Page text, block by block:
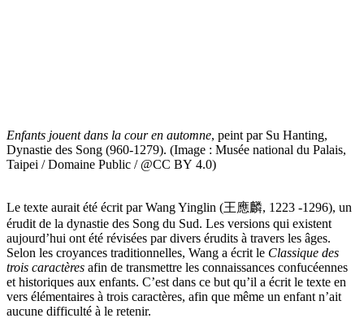
Enfants jouent dans la cour en automne, peint par Su Hanting,
Dynastie des Song (960-1279). (Image : Musée national du Palais,
Taipei / Domaine Public / @CC BY 4.0)
Le texte aurait été écrit par Wang Yinglin (王應麟, 1223 -1296), un
érudit de la dynastie des Song du Sud. Les versions qui existent
aujourd’hui ont été révisées par divers érudits à travers les âges.
Selon les croyances traditionnelles, Wang a écrit le Classique des
trois caractères afin de transmettre les connaissances confucéennes
et historiques aux enfants. C’est dans ce but qu’il a écrit le texte en
vers élémentaires à trois caractères, afin que même un enfant n’ait
aucune difficulté à le retenir.